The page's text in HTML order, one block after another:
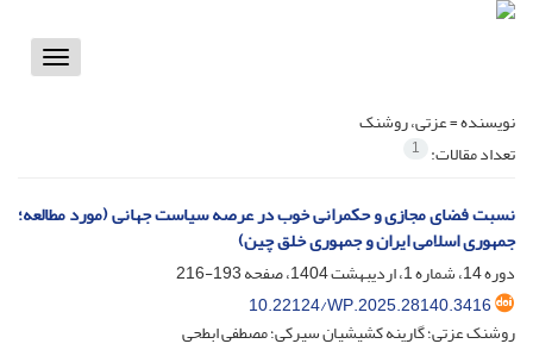
Toggle
نویسنده =عزتی، روشنک
تعداد مقالات: 1
نسبت فضای مجازی و حکمرانی خوب در عرصه سیاست جهانی (مورد مطالعه؛
جمهوری اسلامی ایران و جمهوری خلق چین)
دوره 14، شماره 1، اردیبهشت 1404، صفحه
193-216
10.22124/WP.2025.28140.3416
روشنک عزتی؛ گارینه کشیشیان سیرکی؛ مصطفی ابطحی